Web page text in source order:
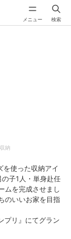
メニュー 検索
納
を使った収納アイ
子1人・単身赴任
ムを完成させまし
のいいお家を目指
プリ』にてグラン